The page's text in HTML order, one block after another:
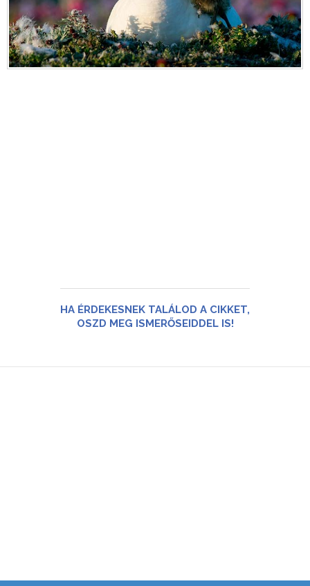
HA ÉRDEKESNEK TALÁLOD A CIKKET,
OSZD MEG ISMERŐSEIDDEL IS!